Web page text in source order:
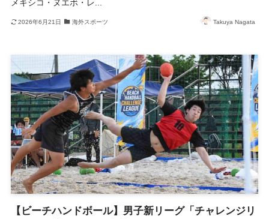
メキシコ・ヌエボ・レ...
2026年6月21日 海外スポーツ Takuya Nagata
【ビーチハンドボール】男子新リーグ「チャレンジリ